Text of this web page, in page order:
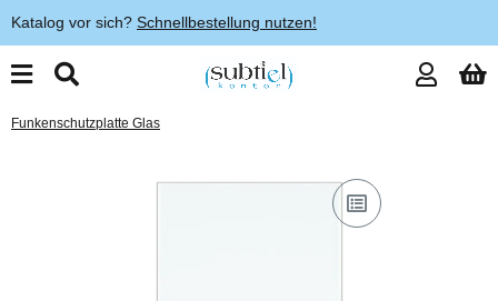
Katalog vor sich? Schnellbestellung nutzen!
Funkenschutzplatte Glas